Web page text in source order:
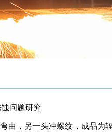
问题研究
曲，另一头冲螺纹，成品为